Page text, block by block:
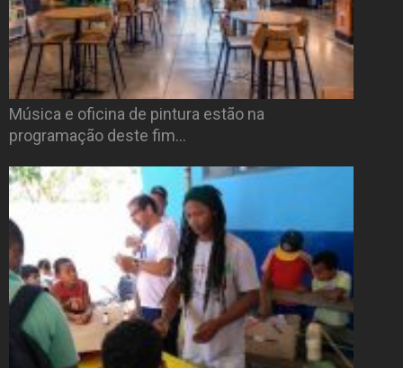
Música e oficina de pintura estão na
programação deste fim…